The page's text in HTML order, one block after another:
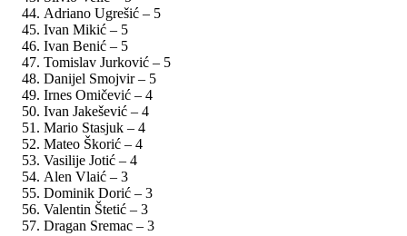
Adriano Ugrešić – 5
Ivan Mikić – 5
Ivan Benić – 5
Tomislav Jurković – 5
Danijel Smojvir – 5
Irnes Omičević – 4
Ivan Jakešević – 4
Mario Stasjuk – 4
Mateo Škorić – 4
Vasilije Jotić – 4
Alen Vlaić – 3
Dominik Dorić – 3
Valentin Štetić – 3
Dragan Sremac – 3